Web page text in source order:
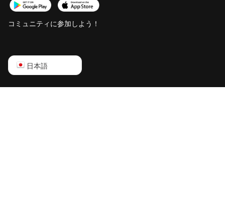
コミュニティに参加しよう！
日本語
English